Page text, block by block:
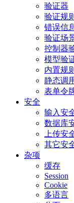
验证器
验证规则
错误信
验证场
控制器
模型验
内置规则
静态调
表单令
安全
输入安
数据库
上传安
其它安
杂项
缓存
Session
Cookie
多语言